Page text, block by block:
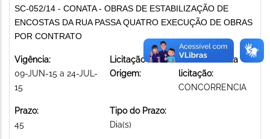
SC-052/14 - CONATA - OBRAS DE ESTABILIZAÇÃO DE
ENCOSTAS DA RUA PASSA QUATRO EXECUÇÃO DE OBRAS
POR CONTRATO
Vigência:
09-JUN-15 a 24-JUL-
15
Licitação de
Origem:
Modalidade da
licitação:
CONCORRENCIA
Prazo:
45
Tipo do Prazo:
Dia(s)